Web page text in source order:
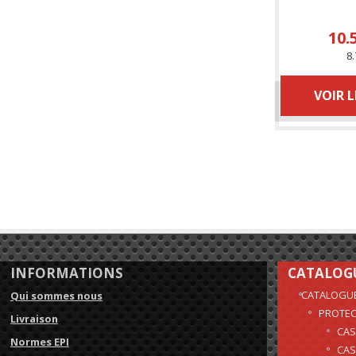
VOIR
INFORMATIONS
Qui sommes nous
Livraison
Normes EPI